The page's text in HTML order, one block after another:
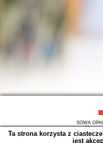
SOWA
Ta strona korzysta z
jest